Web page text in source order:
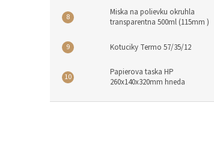
Miska na polievku okruhla
transparentna 500ml (115mm )
Kotuciky Termo 57/35/12
Papierova taska HP
260x140x320mm hneda